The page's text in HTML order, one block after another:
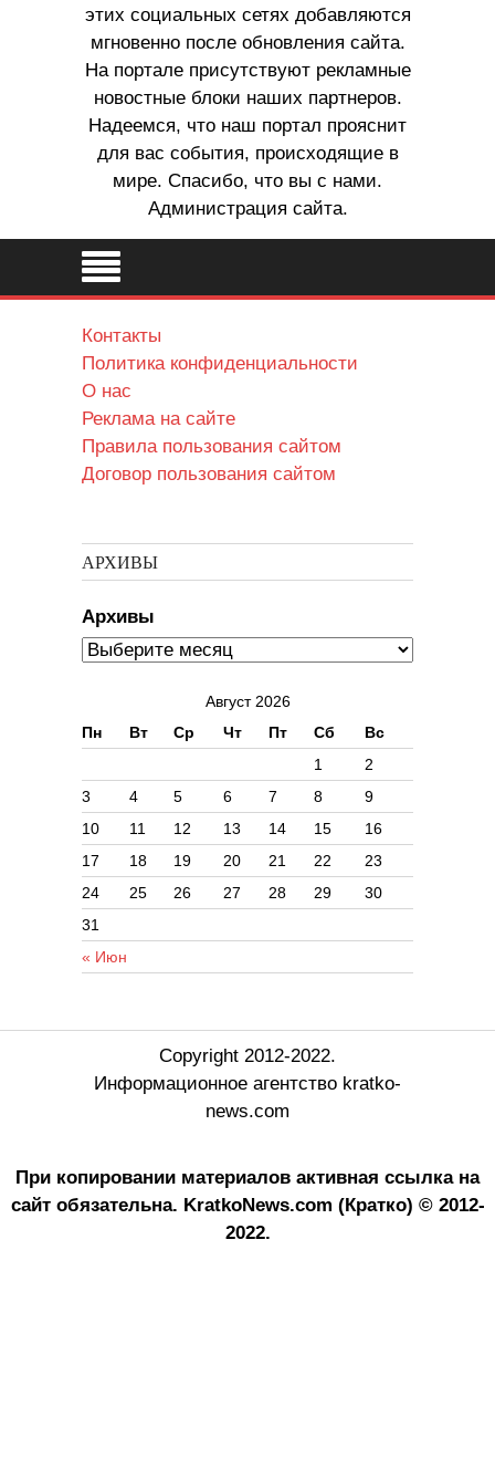
этих социальных сетях добавляются
мгновенно после обновления сайта.
На портале присутствуют рекламные
новостные блоки наших партнеров.
Надеемся, что наш портал прояснит
для вас события, происходящие в
мире. Спасибо, что вы с нами.
Администрация сайта.
Контакты
Политика конфиденциальности
О нас
Реклама на сайте
Правила пользования сайтом
Договор пользования сайтом
АРХИВЫ
Архивы
Август 2026
Пн
Вт Ср Чт Пт Сб Вс
« Июн
1
2
3
4 5 6 7 8
9
10
11 12 13 14 15
16
17
18 19 20 21 22
23
24
25 26 27 28 29
30
31
Copyright 2012-2022.
Информационное агентство kratko-
news.com
При копировании материалов активная ссылка на
сайт обязательна. KratkoNews.com (Кратко) © 2012-
2022.